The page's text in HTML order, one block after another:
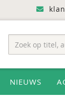
NIEUWS